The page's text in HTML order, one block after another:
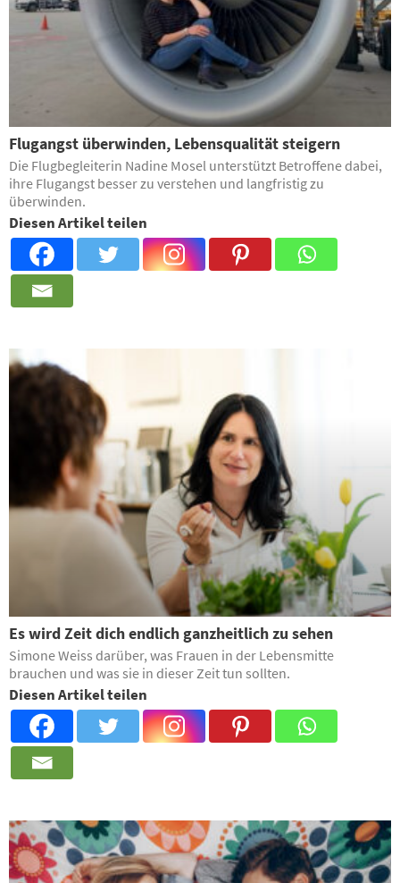
Flugangst überwinden, Lebensqualität steigern
Die Flugbegleiterin Nadine Mosel unterstützt Betroffene dabei,
ihre Flugangst besser zu verstehen und langfristig zu
überwinden.
Diesen Artikel teilen
Es wird Zeit dich endlich ganzheitlich zu sehen
Simone Weiss darüber, was Frauen in der Lebensmitte
brauchen und was sie in dieser Zeit tun sollten.
Diesen Artikel teilen